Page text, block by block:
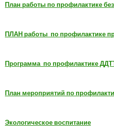
План работы по профилактике
ПЛАН работы по профилактике
Программа по профилактике
План мероприятий по
Экологическое воспитание